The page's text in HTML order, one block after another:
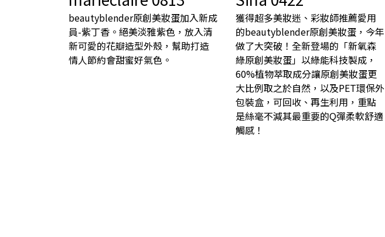
beautyblender原創美妝蛋加入新成
員-紫丁香。絕美淡雅紫色，放入清
新可愛的花瓣造型外殼，幫助打造
情人節約會甜蜜好氣色。
獲得超多美妝迷、彩妝師推薦愛用
的beautyblender原創美妝蛋，今年
做了大突破！全新登場的「新氧森
綠原創美妝蛋」以綠能科技製成，
60%植物萃取成分讓原創美妝蛋更
大比例取之於自然，以及PET環保外
包裝盒，可回收、再生利用，重點
是絲毫不減其最重要的Q彈柔軟舒適
觸感！